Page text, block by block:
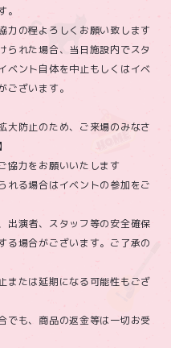
の程よろしくお願い致します
れた場合、当日施設内でスタ
ベント自体を中止もしくはイベ
ございます。
大防止のため、ご来場のみなさ
協力をお願いいたします
る場合はイベントの参加をご
出演者、スタッフ等の安全確保
る場合がございます。ご了承の
または延期になる可能性もござ
も、商品の返金等は一切お受